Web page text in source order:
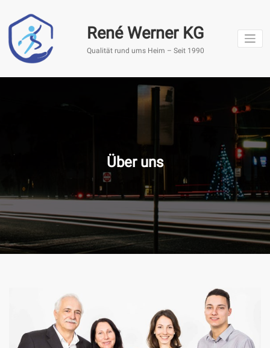
Inhalt
René Werner KG
Qualität rund ums Heim – Seit 1990
Über uns